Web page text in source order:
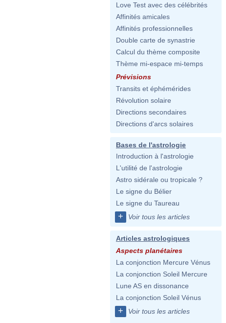
Love Test avec des célébrités
Affinités amicales
Affinités professionnelles
Double carte de synastrie
Calcul du thème composite
Thème mi-espace mi-temps
Prévisions
Transits et éphémérides
Révolution solaire
Directions secondaires
Directions d'arcs solaires
Bases de l'astrologie
Introduction à l'astrologie
L'utilité de l'astrologie
Astro sidérale ou tropicale ?
Le signe du Bélier
Le signe du Taureau
+ Voir tous les articles
Articles astrologiques
Aspects planétaires
La conjonction Mercure Vénus
La conjonction Soleil Mercure
Lune AS en dissonance
La conjonction Soleil Vénus
+ Voir tous les articles